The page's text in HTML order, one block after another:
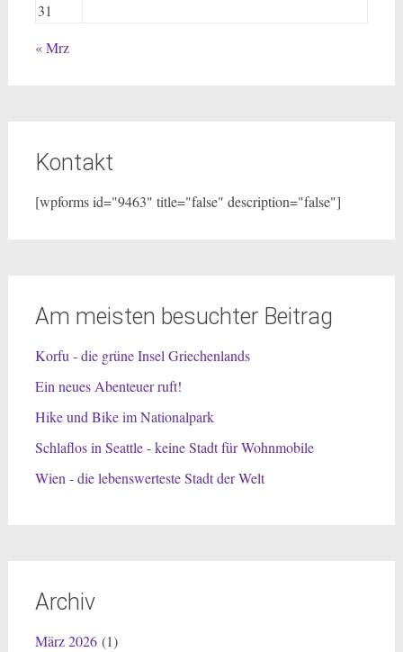
31
« Mrz
Kontakt
[wpforms id="9463" title="false" description="false"]
Am meisten besuchter Beitrag
Korfu - die grüne Insel Griechenlands
Ein neues Abenteuer ruft!
Hike und Bike im Nationalpark
Schlaflos in Seattle - keine Stadt für Wohnmobile
Wien - die lebenswerteste Stadt der Welt
Archiv
März 2026(1)